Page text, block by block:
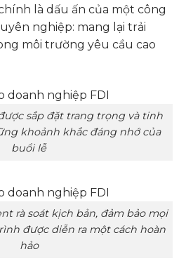
là dấu ấn của một công
nghiệp: mang lại trải
môi trường yêu cầu cao
sắp đặt trang trọng và tinh
khoảnh khắc đáng nhớ của
buổi lễ
rà soát kịch bản, đảm bảo mọi
được diễn ra một cách hoàn
hảo